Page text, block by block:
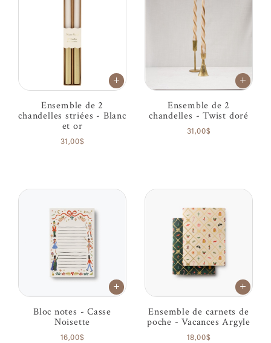
Ensemble de 2
chandelles striées - Blanc
et or
31,00$
Ensemble de 2
chandelles - Twist doré
31,00$
Bloc notes - Casse
Noisette
16,00$
Ensemble de carnets de
poche - Vacances Argyle
18,00$